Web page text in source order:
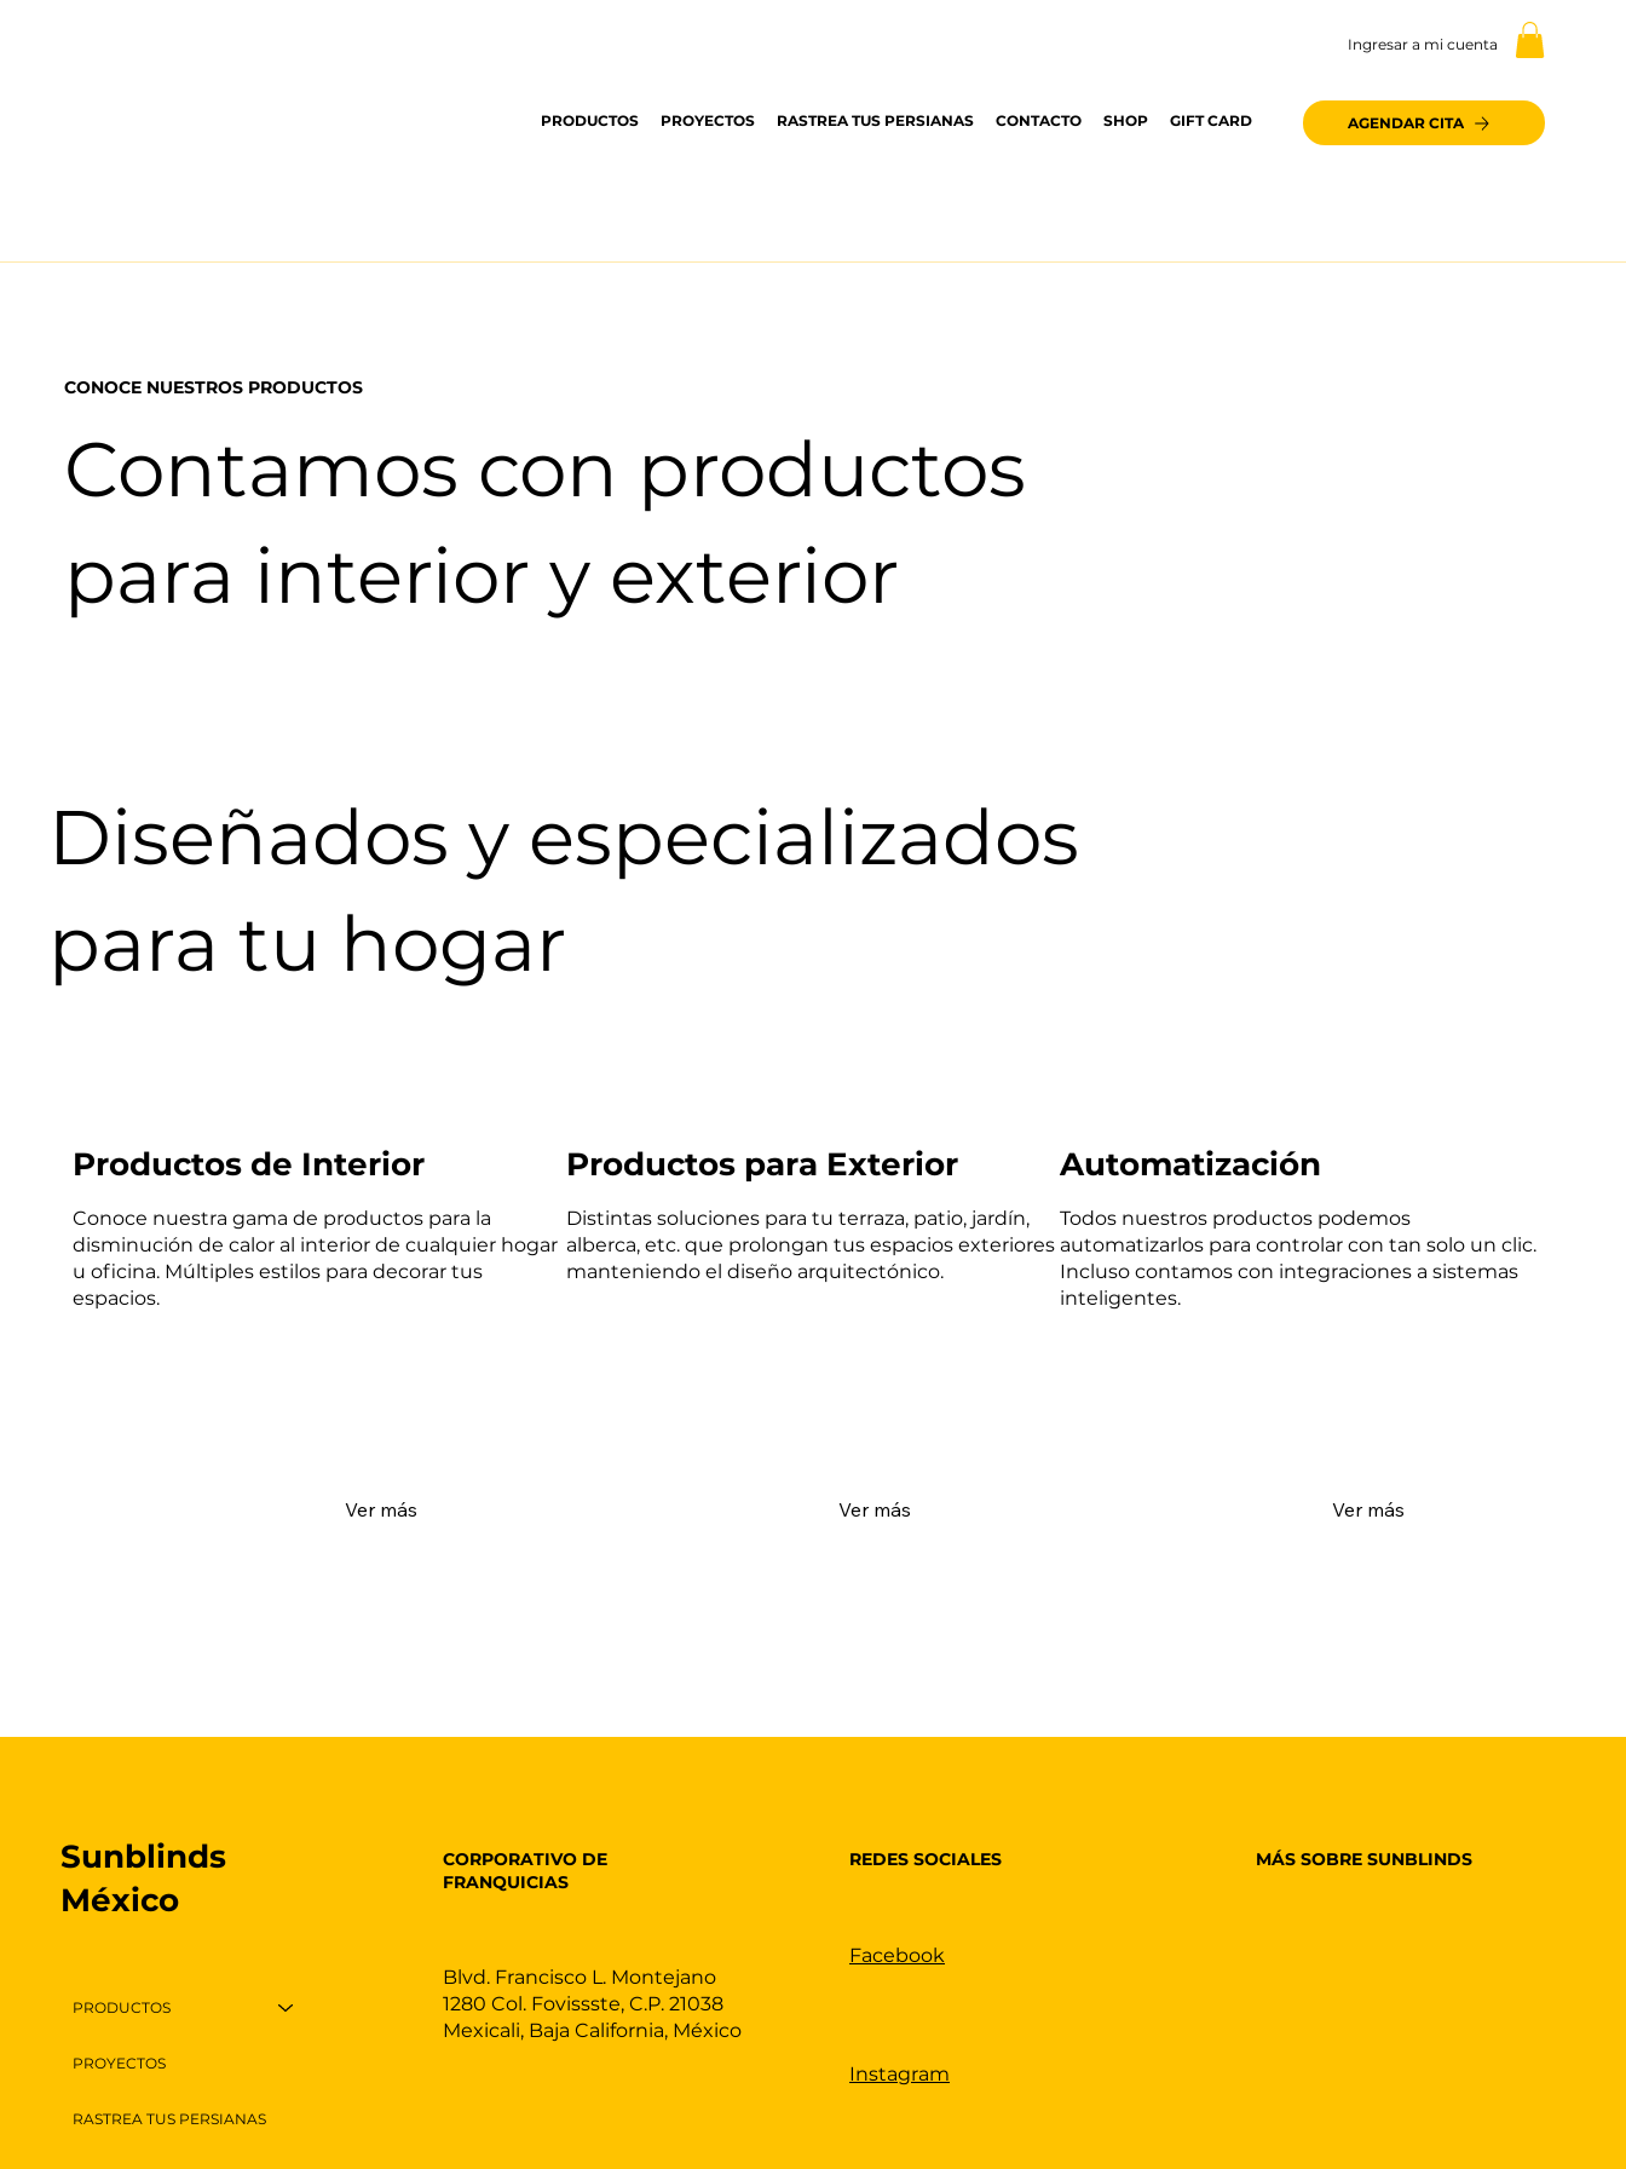
Ingresar a mi cuenta
PRODUCTOS PROYECTOS RASTREA TUS PERSIANAS CONTACTO SHOP GIFT CARD AGENDAR CITA
Contamos con productos
para interior y exterior
CONOCE NUESTROS PRODUCTOS
Diseñados y especializados
para tu hogar
Conoce nuestra gama de productos para la
disminución de calor al interior de cualquier hogar
u oficina. Múltiples estilos para decorar tus
espacios.
Productos de Interior
Ver más
Distintas soluciones para tu terraza, patio, jardín,
alberca, etc. que prolongan tus espacios exteriores
manteniendo el diseño arquitectónico.
Productos para Exterior
Ver más
Todos nuestros productos podemos
automatizarlos para controlar con tan solo un clic.
Incluso contamos con integraciones a sistemas
inteligentes.
Automatización
Ver más
PRODUCTOS
PROYECTOS
RASTREA TUS PERSIANAS
Sunblinds
México
Blvd. Francisco L. Montejano
1280 Col. Fovissste, C.P. 21038
Mexicali, Baja California, México
CORPORATIVO DE
FRANQUICIAS
REDES SOCIALES
Facebook
Instagram
MÁS SOBRE SUNBLINDS